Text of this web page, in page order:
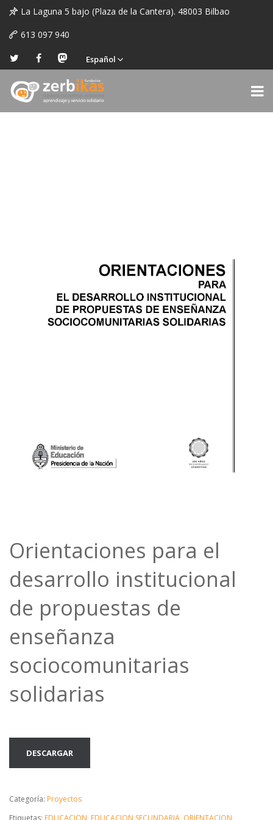
La Laguna 5 bajo (Plaza de la Cantera). 48003 Bilbao
613 097 940
Español
Orientaciones para el
desarrollo institucional
de propuestas de
enseñanza
sociocomunitarias
solidarias
DESCARGAR
Categoría: Proyectos
Etiquetas: EDUCACION EDUCACION SECUNDARIA ORIENTACION